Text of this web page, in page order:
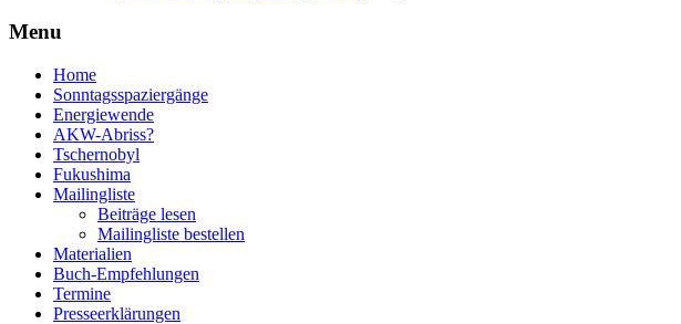
Menu
Home
Sonntagsspaziergänge
Energiewende
AKW-Abriss?
Tschernobyl
Fukushima
Mailingliste
Beiträge lesen
Mailingliste bestellen
Materialien
Buch-Empfehlungen
Termine
Presseerklärungen